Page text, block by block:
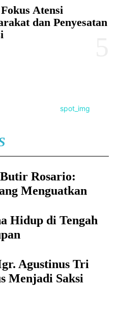
Atensi
dan Penyesatan
Rosario:
Menguatkan
Hidup di Tengah
Agustinus Tri
Menjadi Saksi